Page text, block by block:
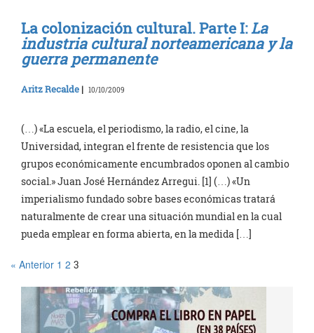
La colonización cultural. Parte I:La
industria cultural norteamericana y la
guerra permanente
Aritz Recalde | 10/10/2009
(…) «La escuela, el periodismo, la radio, el cine, la
Universidad, integran el frente de resistencia que los
grupos económicamente encumbrados oponen al cambio
social.» Juan José Hernández Arregui. [1] (…) «Un
imperialismo fundado sobre bases económicas tratará
naturalmente de crear una situación mundial en la cual
pueda emplear en forma abierta, en la medida […]
« Anterior 1 2 3